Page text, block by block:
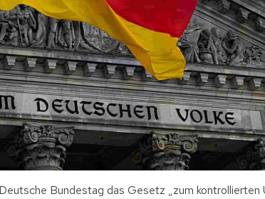
Bundestag das Gesetz „zum kontrollierten